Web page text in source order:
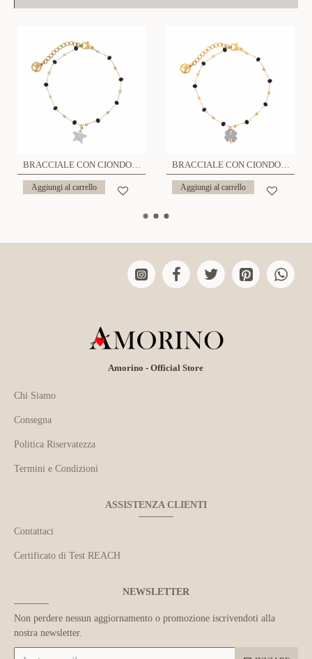
BRACCIALE CON CIONDOLO STELLA - JN21811544C74
Aggiungi al carrello
BRACCIALE CON CIONDOLO QUADRIFOGLIO - JN21811544C76
Aggiungi al carrello
Amorino - Official Store
Chi Siamo
Consegna
Politica Riservatezza
Termini e Condizioni
ASSISTENZA CLIENTI
Contattaci
Certificato di Test REACH
NEWSLETTER
Non perdere nessun aggiornamento o promozione iscrivendoti alla
nostra newsletter.